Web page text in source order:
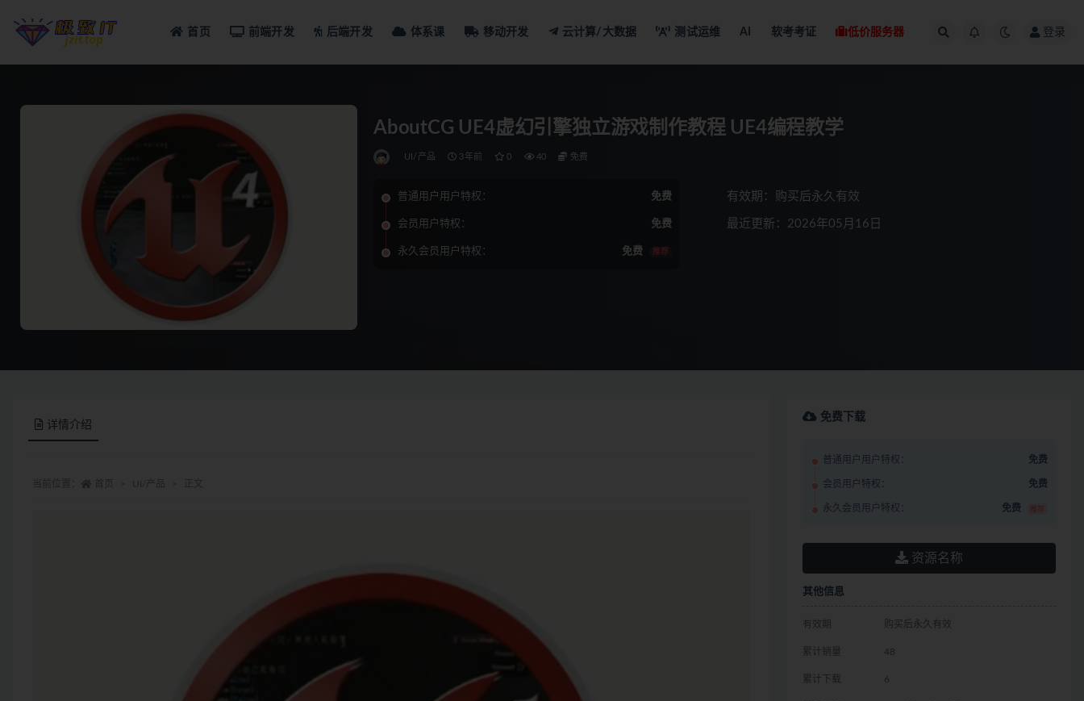
首页 前端开发 后端开发 体系课 移动开发 云计算/大数据 测试运维 AI 软考考证 低价服务器 登录
AboutCG UE4虚幻引擎独立游戏制作教程 UE4编程教学
UI/产品 3年前 0 40 免费
普通用户用户特权： 免费
会员用户特权： 免费
永久会员用户特权： 免费 推荐
有效期：购买后永久有效
最近更新：2026年05月16日
详情介绍
免费下载
普通用户用户特权： 免费
会员用户特权： 免费
永久会员用户特权： 免费 推荐
资源名称
其他信息
有效期 购买后永久有效
累计销量 48
累计下载 6